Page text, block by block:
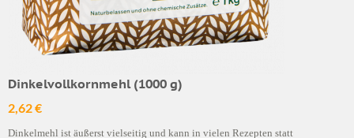
Dinkelvollkornmehl (1000 g)
2,62 €
Dinkelmehl ist äußerst vielseitig und kann in vielen Rezepten statt